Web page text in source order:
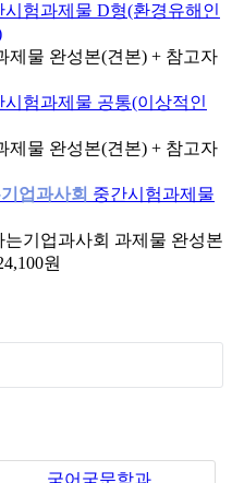
시험과제물 D형(환경유해인
제물 완성본(견본) + 참고자
시험과제물 공통(이상적인
제물 완성본(견본) + 참고자
업과사회 중간시험과제물
는기업과사회 과제물 완성본
원
국어국문학과